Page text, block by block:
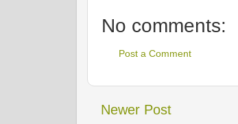
No comments:
Post a Comment
Newer Post